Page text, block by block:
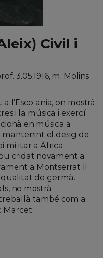
Civil i
3.05.1916, m. Molins
l’Escolania, on mostrà
i la música i exercí
en música a
mantenint el desig de
militar a Àfrica.
cridat novament a
a Montserrat li
de germà.
no mostrà
també com a
Marcet.